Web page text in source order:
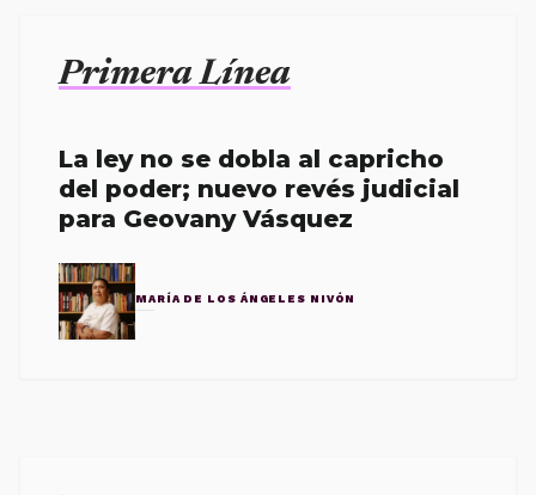
Primera Línea
La ley no se dobla al capricho
del poder; nuevo revés judicial
para Geovany Vásquez
MARÍA DE LOS ÁNGELES NIVÓN